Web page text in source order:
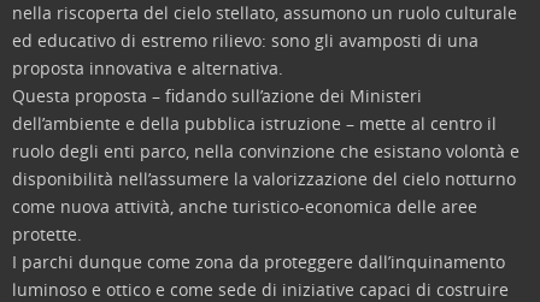
nella riscoperta del cielo stellato, assumono un ruolo culturale
ed educativo di estremo rilievo: sono gli avamposti di una
proposta innovativa e alternativa.
Questa proposta – fidando sull’azione dei Ministeri
dell’ambiente e della pubblica istruzione – mette al centro il
ruolo degli enti parco, nella convinzione che esistano volontà e
disponibilità nell’assumere la valorizzazione del cielo notturno
come nuova attività, anche turistico-economica delle aree
protette.
I parchi dunque come zona da proteggere dall’inquinamento
luminoso e ottico e come sede di iniziative capaci di costruire